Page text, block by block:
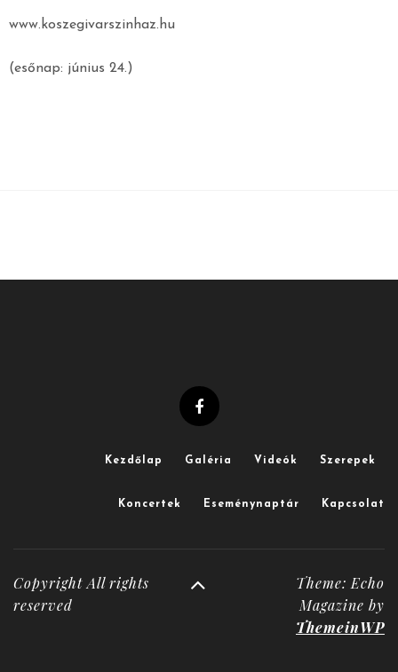
www.koszegivarszinhaz.hu
(esőnap: június 24.)
Kezdőlap Galéria Videók Szerepek
Koncertek Eseménynaptár Kapcsolat
Copyright All rights
reserved
Theme: Echo
Magazine by
ThemeinWP